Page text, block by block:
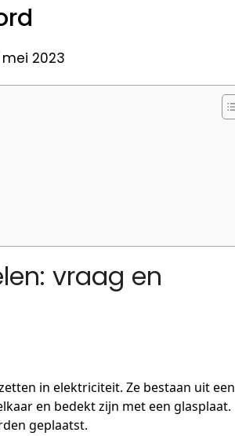
2023
vraag en
in elektriciteit. Ze bestaan uit een
en bedekt zijn met een glasplaat.
geplaatst.